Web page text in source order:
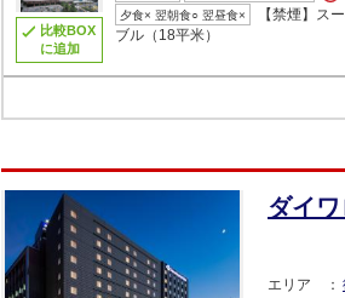
比較BOX
に追加
夕食× 翌朝食○ 翌昼食×
【禁煙】ス
ブル（18平米）
ダイ
エリア